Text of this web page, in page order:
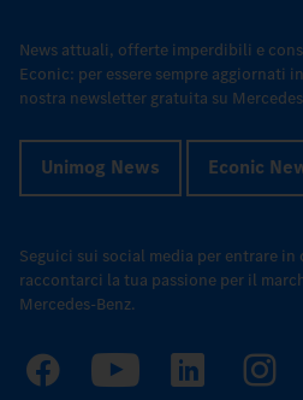
News attuali, offerte imperdibili e
Econic: per essere sempre aggiornati
nostra newsletter gratuita su
Unimog News Econic
Seguici sui social media per entrare
raccontarci la tua passione per il
Mercedes-Benz.